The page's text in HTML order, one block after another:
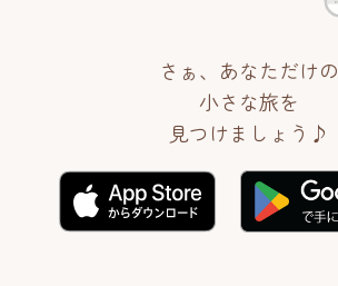
さぁ、あなただけの
小さな旅を
見つけましょう♪